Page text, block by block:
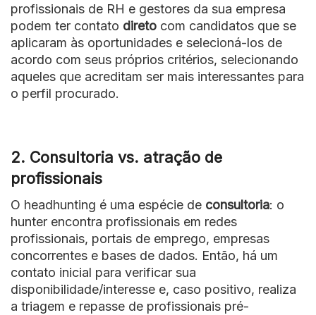
profissionais de RH e gestores da sua empresa
podem ter contato direto com candidatos que se
aplicaram às oportunidades e selecioná-los de
acordo com seus próprios critérios, selecionando
aqueles que acreditam ser mais interessantes para
o perfil procurado.
2. Consultoria vs. atração de
profissionais
O headhunting é uma espécie de consultoria: o
hunter encontra profissionais em redes
profissionais, portais de emprego, empresas
concorrentes e bases de dados. Então, há um
contato inicial para verificar sua
disponibilidade/interesse e, caso positivo, realiza
a triagem e repasse de profissionais pré-